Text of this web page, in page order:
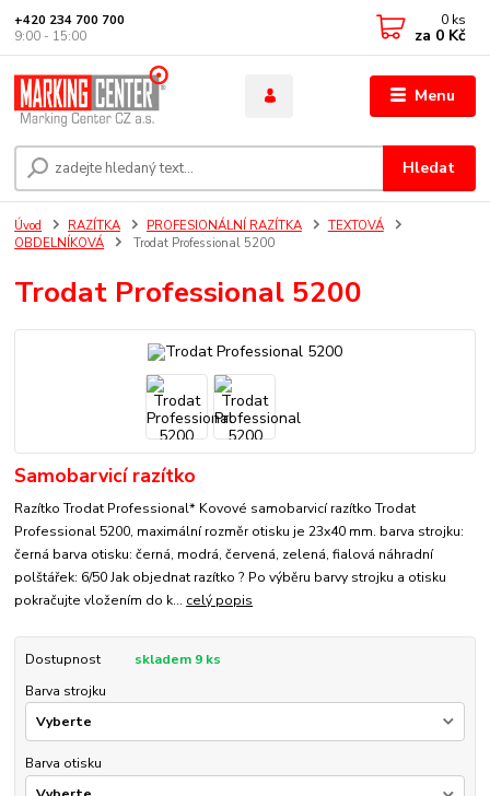
Menu
Hledat
+420 234 700 700
9:00 - 15:00
0 ks
za 0 Kč
Úvod RAZÍTKA PROFESIONÁLNÍ RAZÍTKA
TEXTOVÁ
OBDELNÍKOVÁ
Trodat Professional 5200
Trodat Professional 5200
Samobarvicí razítko
Razítko Trodat Professional* Kovové samobarvicí razítko Trodat
Professional 5200, maximální rozměr otisku je 23x40 mm. barva strojku:
černá barva otisku: černá, modrá, červená, zelená, fialová náhradní
polštářek: 6/50 Jak objednat razítko ? Po výběru barvy strojku a otisku
pokračujte vložením do k... celý popis
Dostupnost
skladem 9 ks
Barva strojku
Barva otisku